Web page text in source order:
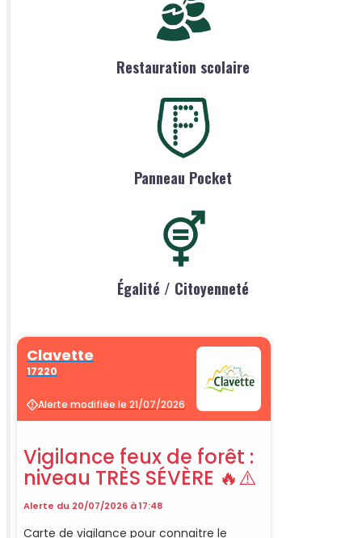
Restauration scolaire
Panneau Pocket
Égalité / Citoyenneté